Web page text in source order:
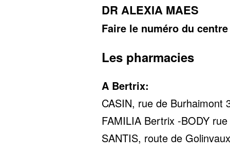
DR ALEXIA MAES
Faire le numéro du
Les pharmacies
A Bertrix:
CASIN, rue de Burhaimont
FAMILIA Bertrix -BODY
SANTIS, route de